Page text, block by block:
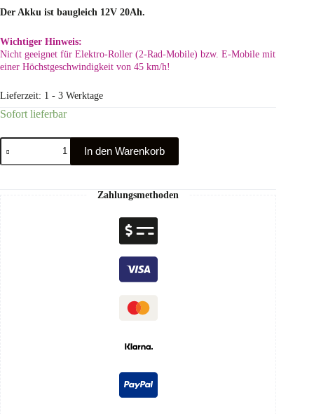
Der Akku ist baugleich 12V 20Ah.
Wichtiger Hinweis:
Nicht geeignet für Elektro-Roller (2-Rad-Mobile) bzw. E-Mobile mit
einer Höchstgeschwindigkeit von 45 km/h!
Lieferzeit: 1 - 3 Werktage
Sofort lieferbar
In den Warenkorb
Zahlungsmethoden